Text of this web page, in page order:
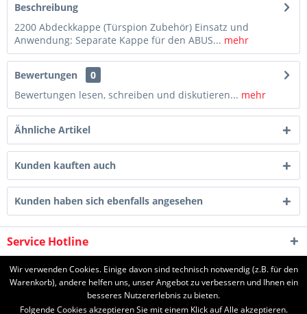
Beschreibung
2200 Abdeckkappe (Türspion Zubehör) Einsatz und
Anwendung: Separate Kappe für den ABUS... mehr
Bewertungen
0
Bewertungen lesen, schreiben und diskutieren... mehr
Ähnliche Artikel
Kunden kauften auch
Kunden haben sich ebenfalls angesehen
Service Hotline
Shop Service
Wir verwenden Cookies. Einige davon sind technisch notwendig (z.B. für den
Warenkorb), andere helfen uns, unser Angebot zu verbessern und Ihnen ein
besseres Nutzererlebnis zu bieten.
Folgende Cookies akzeptieren Sie mit einem Klick auf Alle akzeptieren.